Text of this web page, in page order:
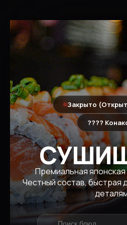
Закрыто
????
Премиальная японская
Честный состав, быстрая